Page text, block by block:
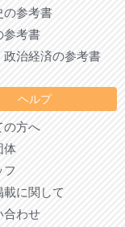
の参考書
参考書
政治経済の参考書
ヘルプ
の方へ
体
フ
載に関して
合わせ